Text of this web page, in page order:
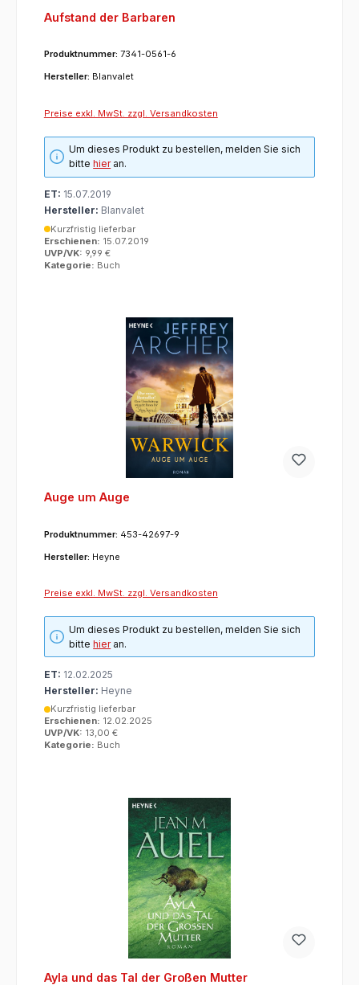
Aufstand der Barbaren
Produktnummer: 7341-0561-6
Hersteller: Blanvalet
Preise exkl. MwSt. zzgl. Versandkosten
Um dieses Produkt zu bestellen, melden Sie sich
bittehieran.
ET: 15.07.2019
Hersteller: Blanvalet
Kurzfristig lieferbar
Erschienen: 15.07.2019
UVP/VK: 9,99 €
Kategorie: Buch
Auge um Auge
Produktnummer: 453-42697-9
Hersteller: Heyne
Preise exkl. MwSt. zzgl. Versandkosten
Um dieses Produkt zu bestellen, melden Sie sich
bittehieran.
ET: 12.02.2025
Hersteller: Heyne
Kurzfristig lieferbar
Erschienen: 12.02.2025
UVP/VK: 13,00 €
Kategorie: Buch
Ayla und das Tal der Großen Mutter